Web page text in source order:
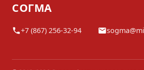
СОГМА
+7 (867) 256-32-94